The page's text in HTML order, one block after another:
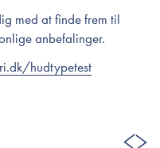
med at finde frem til
anbefalinger.
hudtypetest